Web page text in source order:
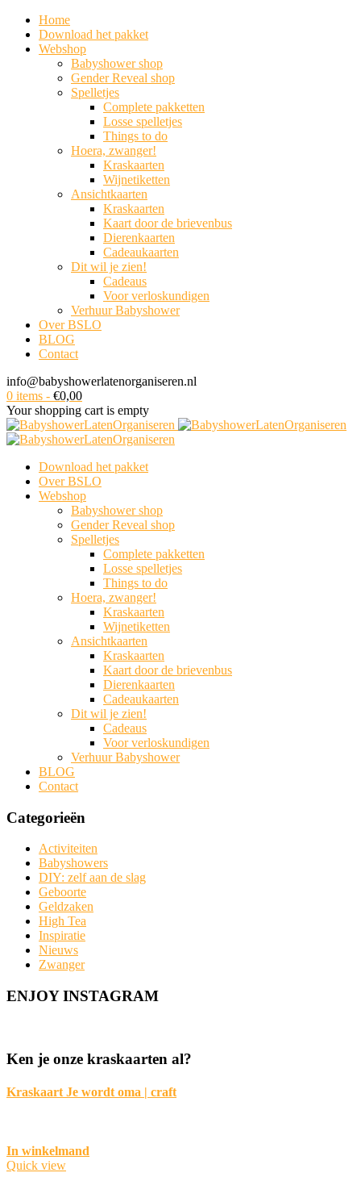
Home
Download het pakket
Webshop
Babyshower shop
Gender Reveal shop
Spelletjes
Complete pakketten
Losse spelletjes
Things to do
Hoera, zwanger!
Kraskaarten
Wijnetiketten
Ansichtkaarten
Kraskaarten
Kaart door de brievenbus
Dierenkaarten
Cadeaukaarten
Dit wil je zien!
Cadeaus
Voor verloskundigen
Verhuur Babyshower
Over BSLO
BLOG
Contact
info@babyshowerlatenorganiseren.nl
0 items - €0,00
Your shopping cart is empty
Download het pakket
Over BSLO
Webshop
Babyshower shop
Gender Reveal shop
Spelletjes
Complete pakketten
Losse spelletjes
Things to do
Hoera, zwanger!
Kraskaarten
Wijnetiketten
Ansichtkaarten
Kraskaarten
Kaart door de brievenbus
Dierenkaarten
Cadeaukaarten
Dit wil je zien!
Cadeaus
Voor verloskundigen
Verhuur Babyshower
BLOG
Contact
Categorieën
Activiteiten
Babyshowers
DIY: zelf aan de slag
Geboorte
Geldzaken
High Tea
Inspiratie
Nieuws
Zwanger
ENJOY INSTAGRAM
Ken je onze kraskaarten al?
Kraskaart Je wordt oma | craft
In winkelmand
Quick view